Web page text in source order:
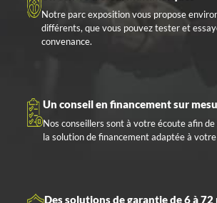
Notre parc exposition vous propose
différents, que vous pouvez tester et
convenance.
Un conseil en financement sur
Nos conseillers sont à votre écoute afin
la solution de financement adaptée à
Des solutions de garantie de 6 à 72